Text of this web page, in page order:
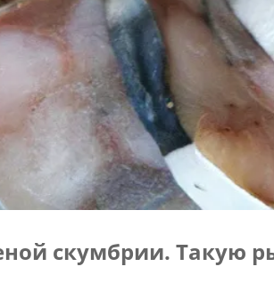
скумбрии. Такую